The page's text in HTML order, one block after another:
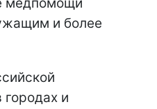
медпомощи
и более
городах и